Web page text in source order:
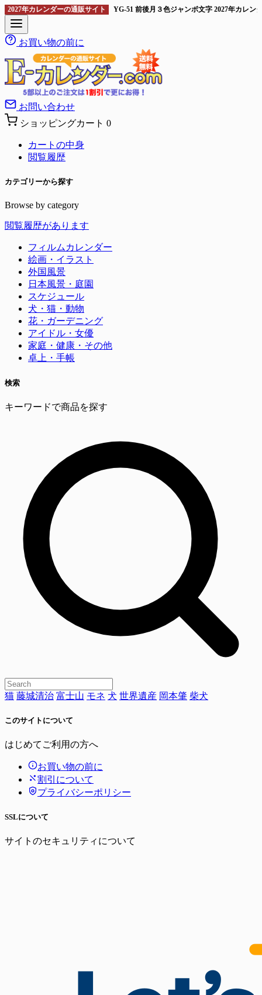
2027年カレンダーの通販サイト YG-51 前後月３色ジャンボ文字 2027年カレ
お買い物の前に
お問い合わせ
ショッピングカート 0
カートの中身
閲覧履歴
カテゴリーから探す
Browse by category
閲覧履歴があります
フィルムカレンダー
絵画・イラスト
外国風景
日本風景・庭園
スケジュール
犬・猫・動物
花・ガーデニング
アイドル・女優
家庭・健康・その他
卓上・手帳
検索
キーワードで商品を探す
猫 藤城清治 富士山 モネ 犬 世界遺産 岡本肇 柴犬
このサイトについて
はじめてご利用の方へ
お買い物の前に
割引について
プライバシーポリシー
SSLについて
サイトのセキュリティについて